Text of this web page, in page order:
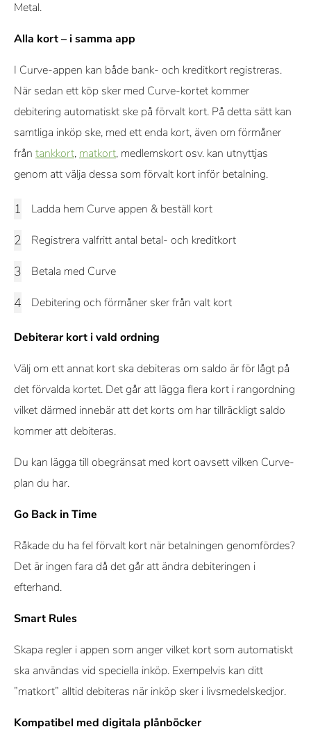
Metal.
Alla kort – i samma app
I Curve-appen kan både bank- och kreditkort registreras.
När sedan ett köp sker med Curve-kortet kommer
debitering automatiskt ske på förvalt kort. På detta sätt kan
samtliga inköp ske, med ett enda kort, även om förmåner
från tankkort, matkort, medlemskort osv. kan utnyttjas
genom att välja dessa som förvalt kort inför betalning.
Ladda hem Curve appen & beställ kort
Registrera valfritt antal betal- och kreditkort
Betala med Curve
Debitering och förmåner sker från valt kort
Debiterar kort i vald ordning
Välj om ett annat kort ska debiteras om saldo är för lågt på
det förvalda kortet. Det går att lägga flera kort i rangordning
vilket därmed innebär att det korts om har tillräckligt saldo
kommer att debiteras.
Du kan lägga till obegränsat med kort oavsett vilken Curve-
plan du har.
Go Back in Time
Råkade du ha fel förvalt kort när betalningen genomfördes?
Det är ingen fara då det går att ändra debiteringen i
efterhand.
Smart Rules
Skapa regler i appen som anger vilket kort som automatiskt
ska användas vid speciella inköp. Exempelvis kan ditt
”matkort” alltid debiteras när inköp sker i livsmedelskedjor.
Kompatibel med digitala plånböcker